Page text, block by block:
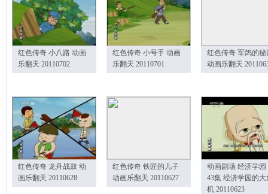
红色传奇 小八路 动画
乐翻天 20110702
红色传奇 小号手 动画
乐翻天 20110701
红色传奇 军鸽的秘
动画乐翻天
红色传奇 龙舟战鼓 动
画乐翻天 20110628
红色传奇 铁匠的儿子
动画乐翻天 20110627
动画剧场 经济学园
43集 经济学园的大
机 20110623